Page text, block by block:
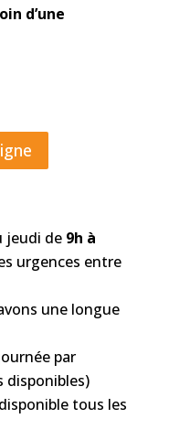
d’une
jeudi de 9h à
urgences entre
une longue
par
disponibles)
tous les